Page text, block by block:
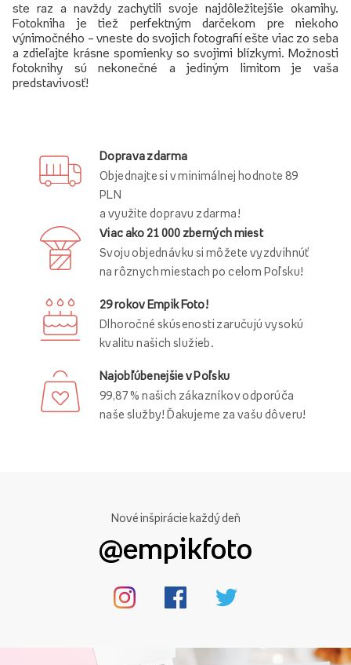
ste raz a navždy zachytili svoje najdôležitejšie okamihy.
Fotokniha je tiež perfektným darčekom pre niekoho
výnimočného – vneste do svojich fotografií ešte viac zo seba
a zdieľajte krásne spomienky so svojimi blízkymi. Možnosti
fotoknihy sú nekonečné a jediným limitom je vaša
predstavivosť!
Doprava zdarma
Objednajte si v minimálnej hodnote 89
PLN
a využite dopravu zdarma!
Viac ako 21 000 zberných miest
Svoju objednávku si môžete vyzdvihnúť
na rôznych miestach po celom Poľsku!
29 rokov Empik Foto!
Dlhoročné skúsenosti zaručujú vysokú
kvalitu našich služieb.
Najobľúbenejšie v Poľsku
99,87 % našich zákazníkov odporúča
naše služby! Ďakujeme za vašu dôveru!
Nové inšpirácie každý deň
@empikfoto